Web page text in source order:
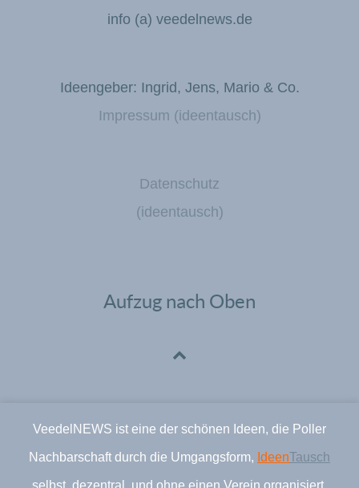
info (a) veedelnews.de
Ideengeber: Ingrid, Jens, Mario & Co.
Impressum (ideentausch)
Datenschutz
(ideentausch)
Aufzug nach Oben
VeedelNEWS ist eine der schönen Ideen, die Poller
Nachbarschaft durch die Umgangsform, IdeenTausch
selbst, dezentral, und ohne einen Verein organisiert.